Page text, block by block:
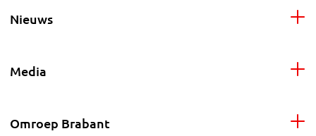
Nieuws
Media
Omroep Brabant